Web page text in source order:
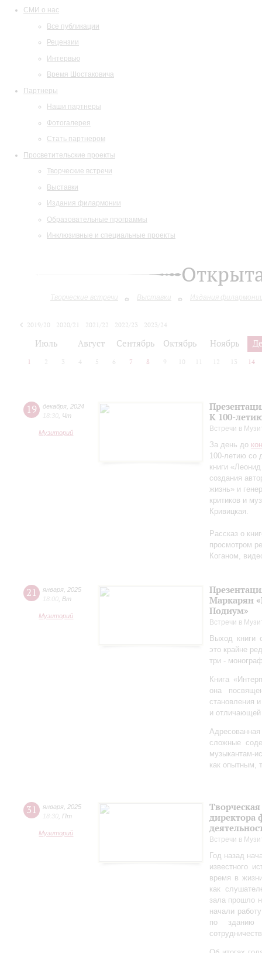
СМИ о нас
Все публикации
Рецензии
Интервью
Время Шостаковича
Партнеры
Наши партнеры
Фотогалерея
Стать партнером
Просветительские проекты
Творческие встречи
Выставки
Издания филармонии
Образовательные программы
Инклюзивные и специальные проекты
Творческие встречи Выставки Издания
2019/20 2020/21 2021/22 2022/23
2023/24
Июль Август Сентябрь Октябрь Ноябрь
1 2 3 4 5 6 7 8 9 10 12 13 14
19 декабря 2024
18:30 Чт
Музиторий
К 100-
Встречи в
За день до
100-летию со
книги
создания
жизнь» и
критиков и
Кривицкая.
Рассказ о
просмотром
Коганом,
21 января 2025
18:00 Вт
Музиторий
Маркарян
Подиум»
Встречи в
Выход книги
это крайне
три -
Книга
она
становления
и отличающей
сложные
музыкантам-
как опытным,
31 января 2025
18:30 Пт
Музиторий
директора
Встречи в
Год назад
известного
время в
как
зала прошло
начали
по зданию